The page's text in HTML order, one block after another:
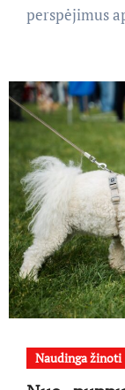
perspėjimus
Naudinga žinoti